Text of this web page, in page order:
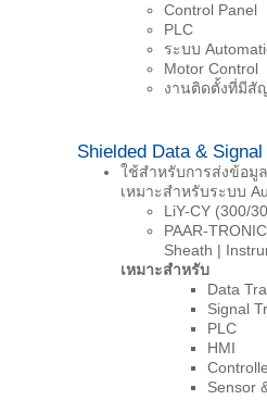
Control Panel
PLC
ระบบ
Motor Control
งานติดตั้งที่มีสั
Shielded Data & Signal
ใช้สำหรับการส่งข้อมู
เหมาะสำหรับระบบ
LiY-CY (300/
PAAR-
Sheath |
เหมาะสำหรับ
Data
Signal
PLC
HMI
Sensor